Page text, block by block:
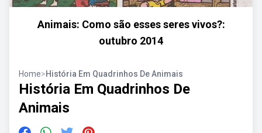
Animais: Como são esses seres vivos?:
outubro 2014
Home>História Em Quadrinhos De Animais
História Em Quadrinhos De
Animais